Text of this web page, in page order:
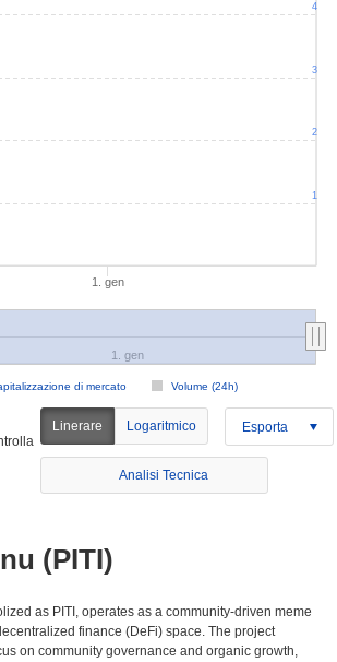
1. gen
di mercato Volume (24h)
1. gen
1
2
3
4
Linerare Logaritmico Esporta
Analisi Tecnica
(PITI)
as PITI, operates as a community-driven meme
finance (DeFi) space. The project
on community governance and organic growth,